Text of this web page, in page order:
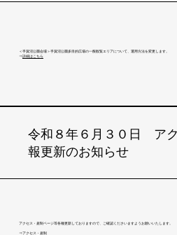
＜手賀沼公園会場＞手賀沼公園多目的広場の一般観覧エリアについて、運用方法を変更します。
​⇒詳細はこちら
令和８年６月３０日 ア
報更新のお知らせ
アクセス・規制ページ等各種更新しておりますので、ご確認くださいますようお願いいたします。
​⇒アクセス・規制